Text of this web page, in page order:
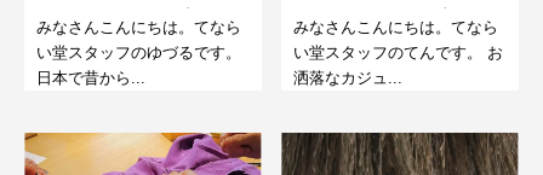
くるワークショップ 2回
目
みなさんこんにちは。てなら
い堂スタッフのゆづるです。
日本で昔から...
くるワークショップ 最終
回
みなさんこんにちは。てなら
い堂スタッフのてんです。 お
洒落なカジュ...